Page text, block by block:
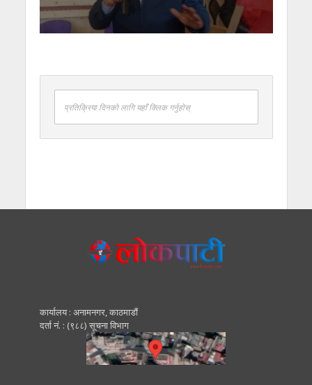
प्रतिक्रिया दिनको लागि यहाँ क्लिक गर्नुहोस्
कार्यालय : अनामनगर, काठमाडाैं
दर्ता नं. : (९८८) सूचना विभाग